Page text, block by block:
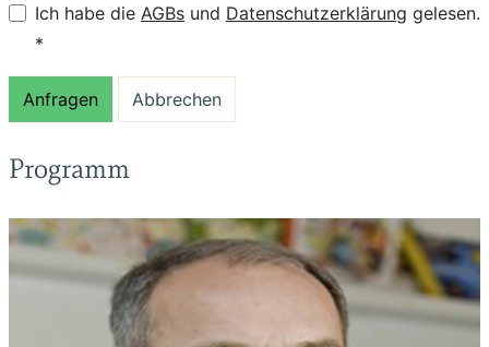
Ich habe die AGBs und Datenschutzerklärung gelesen.
*
Programm